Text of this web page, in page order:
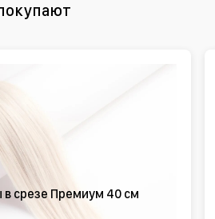
в срезе Премиум 40 см